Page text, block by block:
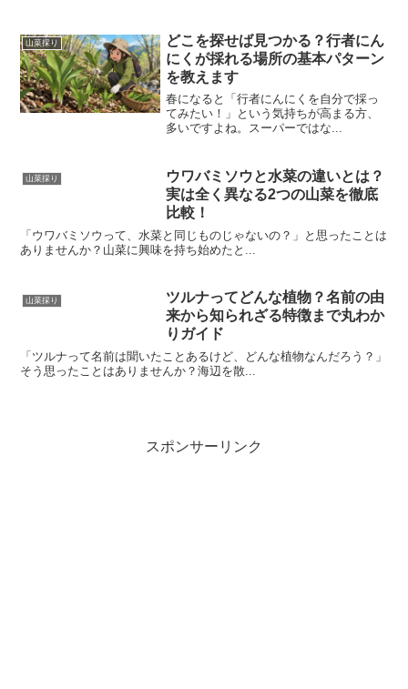
山菜採り
どこを探せば見つかる？行者にん
にくが採れる場所の基本パターン
を教えます
春になると「行者にんにくを自分で採っ
てみたい！」という気持ちが高まる方、
多いですよね。スーパーではな...
山菜採り
ウワバミソウと水菜の違いとは？
実は全く異なる2つの山菜を徹底
比較！
「ウワバミソウって、水菜と同じものじゃないの？」と思ったことは
ありませんか？山菜に興味を持ち始めたと...
山菜採り
ツルナってどんな植物？名前の由
来から知られざる特徴まで丸わか
りガイド
「ツルナって名前は聞いたことあるけど、どんな植物なんだろう？」
そう思ったことはありませんか？海辺を散...
スポンサーリンク